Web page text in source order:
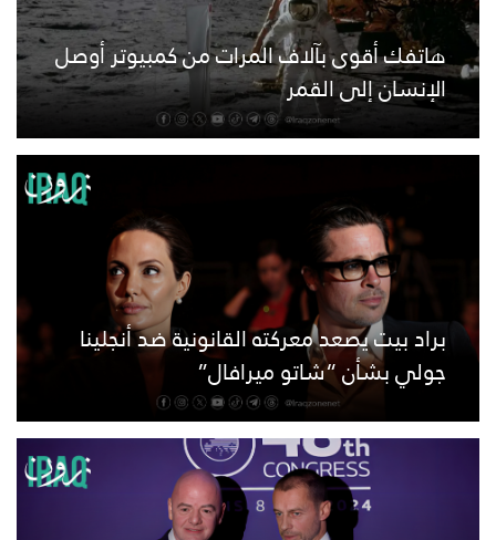
هاتفك أقوى بآلاف المرات من كمبيوتر أوصل
الإنسان إلى القمر
براد بيت يصعد معركته القانونية ضد أنجلينا
جولي بشأن “شاتو ميرافال”